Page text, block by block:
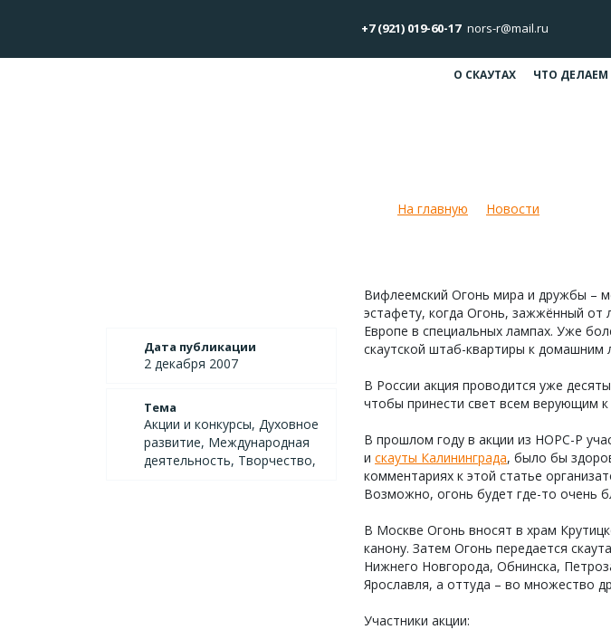
+7 (921) 019-60-17 nors-r@mail.ru
О СКАУТАХ ЧТО ДЕЛАЕМ
На главную Новости
Дата публикации
2 декабря 2007
Тема
Акции и конкурсы, Духовное
развитие, Международная
деятельность, Творчество,
Вифлеемский Огонь мира и дружбы –
эстафету, когда Огонь, зажжённый от
Европе в специальных лампах. Уже
скаутской штаб-квартиры к домашним
В России акция проводится уже
чтобы принести свет всем верующим к
В прошлом году в акции из НОРС-Р
и скауты Калининграда, было бы
комментариях к этой статье
Возможно, огонь будет где-то очень
В Москве Огонь вносят в храм
канону. Затем Огонь передается
Нижнего Новгорода, Обнинска,
Ярославля, а оттуда – во множество
Участники акции: